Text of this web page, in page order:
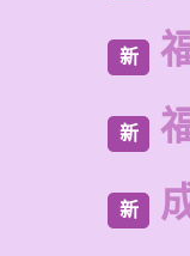
新
新
新